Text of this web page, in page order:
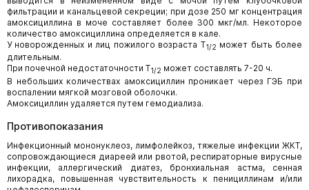
фильтрации и канальцевой секреции; при дозе 250 мг концентрация
амоксициллина в моче составляет более 300 мкг/мл. Некоторое
количество амоксициллина определяется в кале.
У новорожденных и лиц пожилого возраста T1/2 может быть более
длительным.
При почечной недостаточности T1/2 может составлять 7-20 ч.
В небольших количествах амоксициллин проникает через ГЭБ при
воспалении мягкой мозговой оболочки.
Амоксициллин удаляется путем гемодиализа.
Противопоказания
Инфекционный мононуклеоз, лимфолейкоз, тяжелые инфекции ЖКТ,
сопровождающиеся диареей или рвотой, респираторные вирусные
инфекции, аллергический диатез, бронхиальная астма, сенная
лихорадка, повышенная чувствительность к пенициллинам и/или